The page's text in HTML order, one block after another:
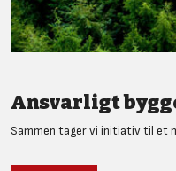
Ansvarligt
Sammen tager vi initiativ til et